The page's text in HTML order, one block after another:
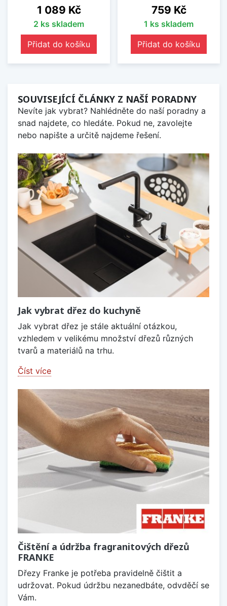
Cena
1 089 Kč
2 ks skladem
Přidat do košíku
Cena
759 Kč
1 ks skladem
Přidat do košíku
SOUVISEJÍCÍ ČLÁNKY Z NAŠÍ PORADNY
Nevíte jak vybrat? Nahlédněte do naší poradny a
snad najdete, co hledáte. Pokud ne, zavolejte
nebo napište a určitě najdeme řešení.
Jak vybrat dřez do kuchyně
Jak vybrat dřez je stále aktuální otázkou,
vzhledem v velikému množství dřezů různých
tvarů a materiálů na trhu.
Číst více
Čištění a údržba fragranitových dřezů
FRANKE
Dřezy Franke je potřeba pravidelně čištit a
udržovat. Pokud údržbu nezanedbáte, odvděčí se
Vám.